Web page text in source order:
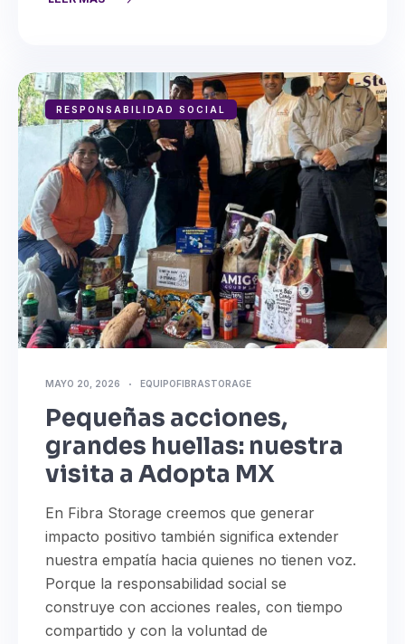
RESPONSABILIDAD SOCIAL
MAYO 20, 2026 EQUIPOFIBRASTORAGE
Pequeñas acciones,
grandes huellas: nuestra
visita a Adopta MX
En Fibra Storage creemos que generar
impacto positivo también significa extender
nuestra empatía hacia quienes no tienen voz.
Porque la responsabilidad social se
construye con acciones reales, con tiempo
compartido y con la voluntad de